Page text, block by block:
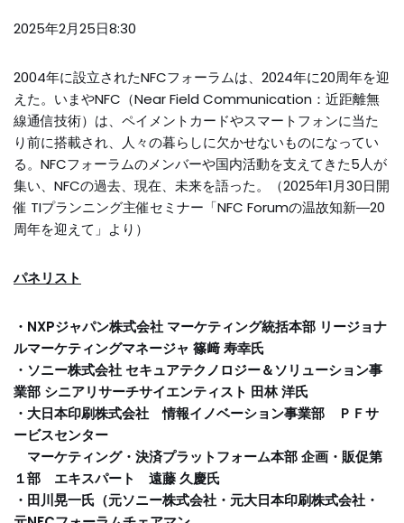
2025年2月25日8:30
2004年に設立されたNFCフォーラムは、2024年に20周年を迎
えた。いまやNFC（Near Field Communication：近距離無
線通信技術）は、ペイメントカードやスマートフォンに当た
り前に搭載され、人々の暮らしに欠かせないものになってい
る。NFCフォーラムのメンバーや国内活動を支えてきた5人が
集い、NFCの過去、現在、未来を語った。（2025年1月30日開
催 TIプランニング主催セミナー「NFC Forumの温故知新―20
周年を迎えて」より）
パネリスト
・NXPジャパン株式会社 マーケティング統括本部 リージョナ
ルマーケティングマネージャ 篠﨑 寿幸氏
・ソニー株式会社 セキュアテクノロジー＆ソリューション事
業部 シニアリサーチサイエンティスト 田林 洋氏
・大日本印刷株式会社 情報イノベーション事業部 ＰＦサ
ービスセンター
マーケティング・決済プラットフォーム本部 企画・販促第
１部 エキスパート 遠藤 久慶氏
・田川晃一氏（元ソニー株式会社・元大日本印刷株式会社・